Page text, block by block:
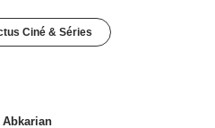
Ciné & Séries